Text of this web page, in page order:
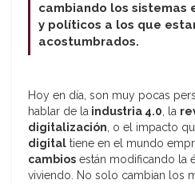
cambiando los sistemas
y políticos a los que
acostumbrados.
Hoy en día, son muy pocas
hablar de la industria 4.0, la
digitalización, o el impacto
digital tiene en el mundo
cambios están modificando la
viviendo. No solo cambian los